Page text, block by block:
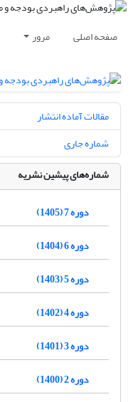
صفحه اصلی مرور
مقالات آماده انتشار
شماره جاری
شماره‌های پیشین نشریه
دوره 7 (1405)
دوره 6 (1404)
دوره 5 (1403)
دوره 4 (1402)
دوره 3 (1401)
دوره 2 (1400)